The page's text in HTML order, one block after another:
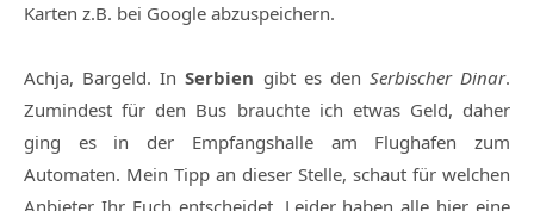
Karten z.B. bei Google abzuspeichern.
Achja, Bargeld. InSerbien gibt es den Serbischer Dinar.
Zumindest für den Bus brauchte ich etwas Geld, daher
ging es in der Empfangshalle am Flughafen zum
Automaten. Mein Tipp an dieser Stelle, schaut für welchen
Anbieter Ihr Euch entscheidet. Leider haben alle hier eine